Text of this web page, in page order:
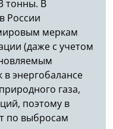
тонны. В
России
меркам
(даже с учетом
в энергобалансе
газа,
поэтому в
по выбросам